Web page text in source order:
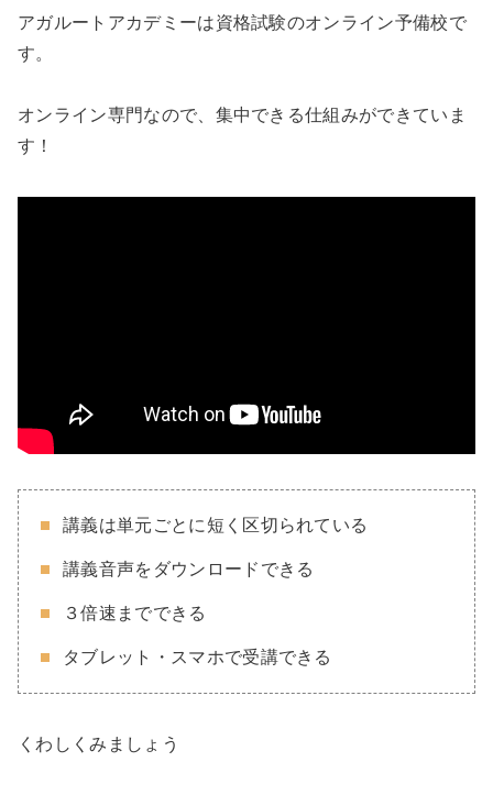
アガルートアカデミーは資格試験のオンライン予備校で
す。
オンライン専門なので、集中できる仕組みができていま
す！
講義は単元ごとに短く区切られている
講義音声をダウンロードできる
３倍速までできる
タブレット・スマホで受講できる
くわしくみましょう